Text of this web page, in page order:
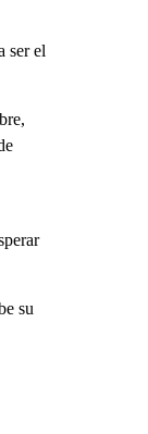
ser el
su